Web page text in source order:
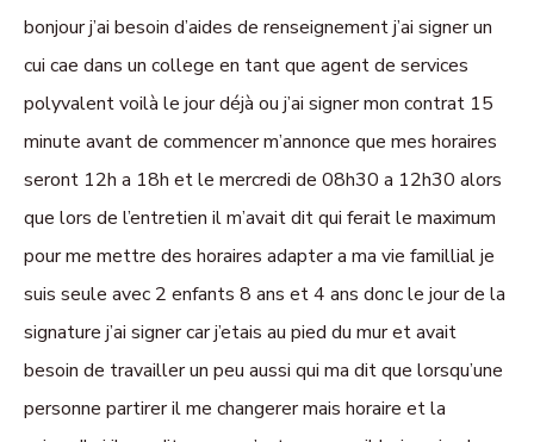
bonjour j’ai besoin d’aides de renseignement j’ai signer un
cui cae dans un college en tant que agent de services
polyvalent voilà le jour déjà ou j’ai signer mon contrat 15
minute avant de commencer m’annonce que mes horaires
seront 12h a 18h et le mercredi de 08h30 a 12h30 alors
que lors de l’entretien il m’avait dit qui ferait le maximum
pour me mettre des horaires adapter a ma vie famillial je
suis seule avec 2 enfants 8 ans et 4 ans donc le jour de la
signature j’ai signer car j’etais au pied du mur et avait
besoin de travailler un peu aussi qui ma dit que lorsqu’une
personne partirer il me changerer mais horaire et la